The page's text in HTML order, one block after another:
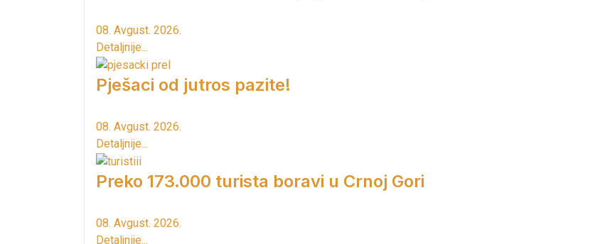
08. Avgust. 2026.
Detaljnije...
Pješaci od jutros pazite!
08. Avgust. 2026.
Detaljnije...
Preko 173.000 turista boravi u Crnoj Gori
08. Avgust. 2026.
Detaljnije...